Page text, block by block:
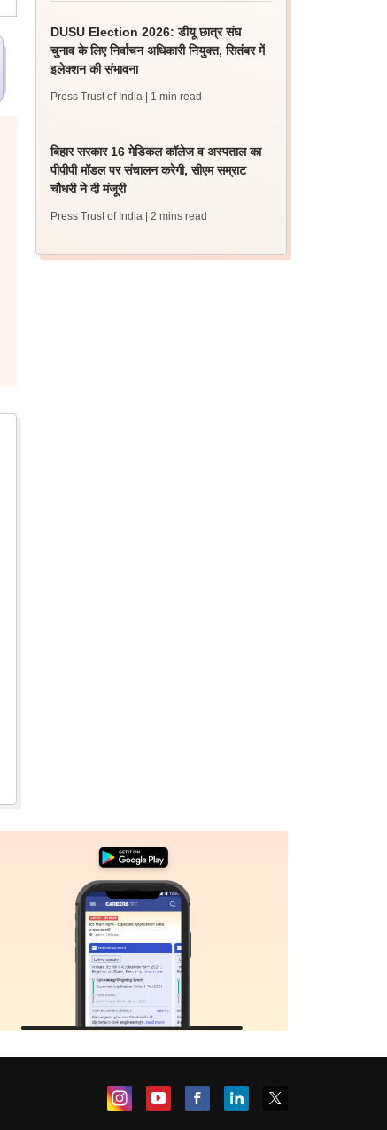
DUSU Election 2026: डीयू छात्र संघ
चुनाव के लिए निर्वाचन अधिकारी नियुक्त, सितंबर में
इलेक्शन की संभावना
Press Trust of India | 1 min read
बिहार सरकार 16 मेडिकल कॉलेज व अस्पताल का
पीपीपी मॉडल पर संचालन करेगी, सीएम सम्राट
चौधरी ने दी मंजूरी
Press Trust of India | 2 mins read